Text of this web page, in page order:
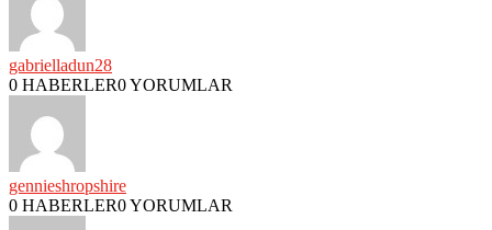
gabrielladun28
0 HABERLER0 YORUMLAR
gennieshropshire
0 HABERLER0 YORUMLAR